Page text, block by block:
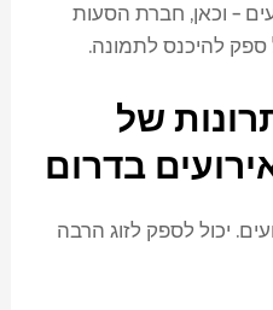
– וכאן, חברת הסעות
ספק להיכנס לתמונה.
של
בדרום
יכול לספק לזוג הרבה